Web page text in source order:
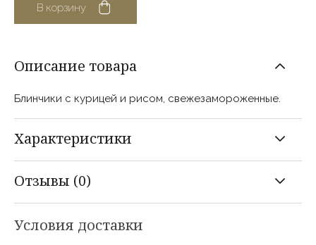
В корзину
Условия доставки
Блинчики с курицей и рисом, свежезамороженные.
Состав